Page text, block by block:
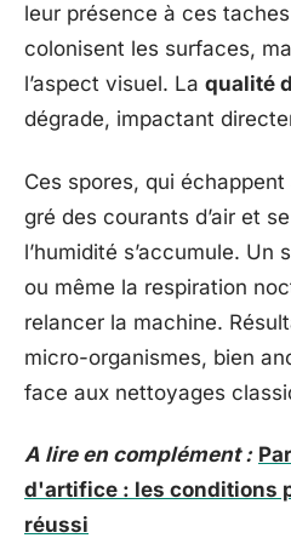
leur présence à ces
colonisent les surfaces,
l’aspect visuel. La qualité
dégrade, impactant
Ces spores, qui
gré des courants d’air et
l’humidité s’accumule. Un
ou même la respiration
relancer la machine.
micro-organismes, bien
face aux nettoyages
A lire en complément :
d'artifice : les conditions
réussi